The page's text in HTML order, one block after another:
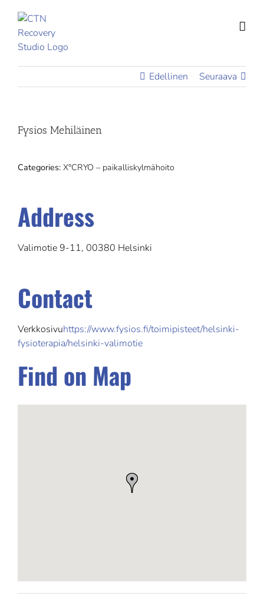
content
Edellinen Seuraava
Fysios Mehiläinen
Categories: X°CRYO – paikalliskylmähoito
Address
Valimotie 9-11, 00380 Helsinki
Contact
Verkkosivuhttps://www.fysios.fi/toimipisteet/helsinki-
fysioterapia/helsinki-valimotie
Find on Map